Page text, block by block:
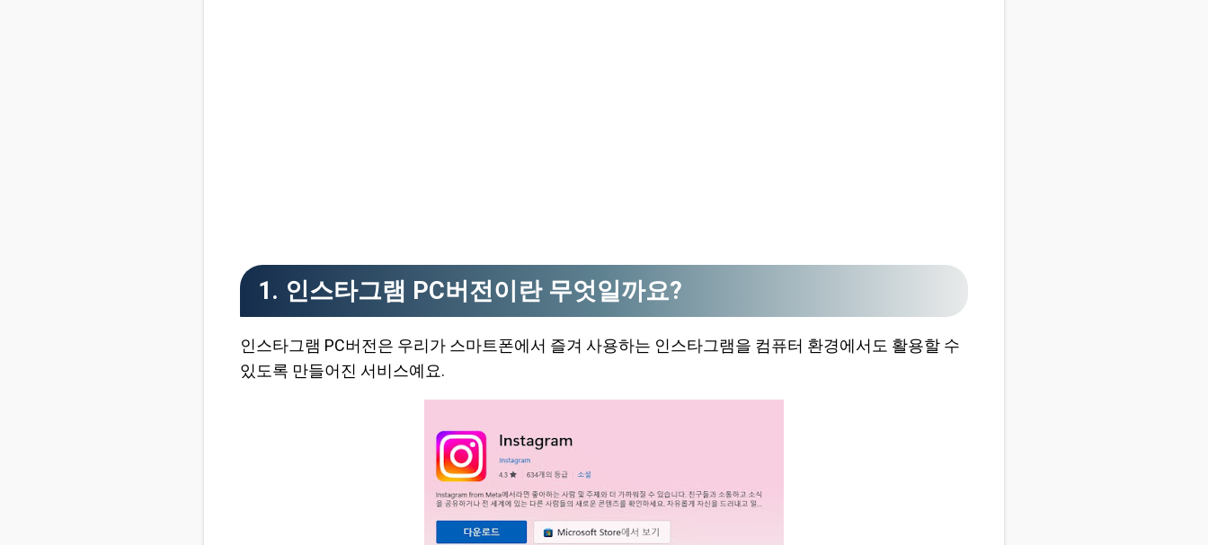
1. 인스타그램 PC버전이란 무엇일까요?
인스타그램 PC버전은 우리가 스마트폰에서 즐겨 사용하는 인스타그램을 컴퓨터 환경에서도 활용할 수
있도록 만들어진 서비스예요.